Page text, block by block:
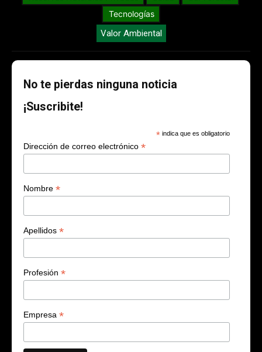
Tecnologías
Valor Ambiental
No te pierdas ninguna noticia
¡Suscribite!
* indica que es obligatorio
Dirección de correo electrónico *
Nombre *
Apellidos *
Profesión *
Empresa *